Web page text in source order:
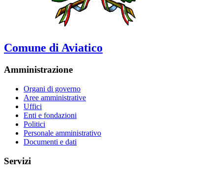
Comune di Aviatico
Amministrazione
Organi di governo
Aree amministrative
Uffici
Enti e fondazioni
Politici
Personale amministrativo
Documenti e dati
Servizi